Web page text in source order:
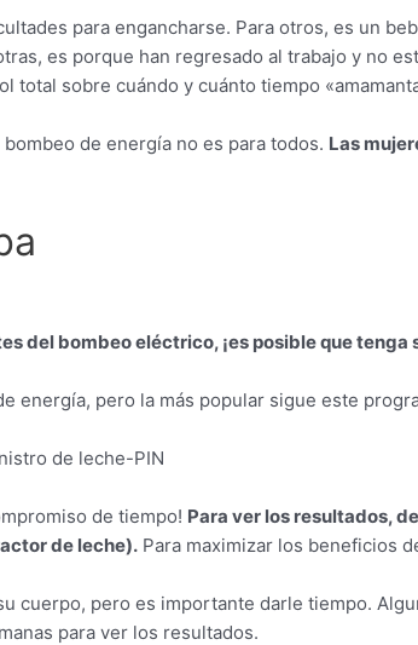
para engancharse. Para otros, es un
es porque han regresado al trabajo y no
sobre cuándo y cuánto tiempo
de energía no es para todos. Las
del bombeo eléctrico, ¡es posible que
energía, pero la más popular sigue este
de leche-PIN
de tiempo! Para ver los resultados,
de leche). Para maximizar los beneficios
cuerpo, pero es importante darle tiempo.
para ver los resultados.